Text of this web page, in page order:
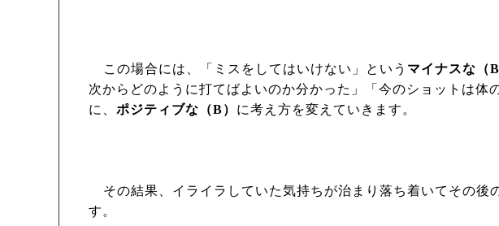
この場合には、「ミスをしてはいけない」という マイナスな（B
次からどのように打てばよいのか分かった」「今のショットは体
に、 ポジティブな（B） に考え方を変えていきます。
その結果、イライラしていた気持ちが治まり落ち着いてその後
す。